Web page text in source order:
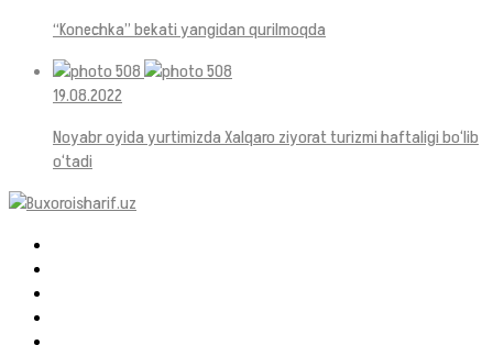
“Konechka” bekati yangidan qurilmoqda
19.08.2022
Noyabr oyida yurtimizda Xalqaro ziyorat turizmi haftaligi bo‘lib
o‘tadi